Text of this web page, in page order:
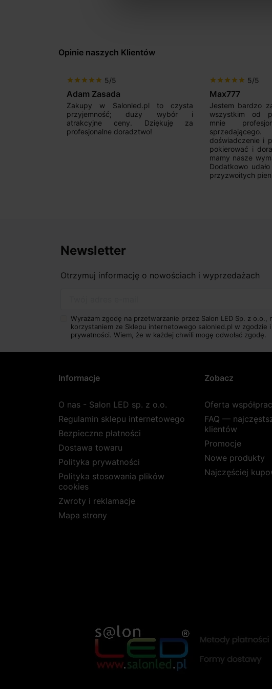
Opinie naszych Klientów
star star star star star 5/5
Adam Zasada
Zakupy w Salonled.pl to czysta
przyjemność; duży wybór i
atrakcyjne ceny. Dziękuję za
profesjonalne doradztwo!
star star star star star 5/5
Max777
Jestem bardzo
wszystkim od
mnie
doświadczenie i
pokierować i
mamy nasze
Dodatkowo
przyzwoitych
Newsletter
Otrzymuj informację o nowościach i wyprzedażach
Wyrażam zgodę na przetwarzanie przez Salon LED Sp. z
korzystaniem ze Sklepu internetowego salonled.pl w zgodzie
prywatności. Wiem, że w każdej chwili mogę odwołać zgodę.
Informacje
O nas - Salon LED sp. z o.o.
Regulamin sklepu internetowego
Bezpieczne płatności
Dostawa towaru
Polityka prywatności
Polityka stosowania plików
cookies
Zwroty i reklamacje
Mapa strony
Zobacz
Oferta
FAQ —
klientów
Promocje
Nowe produkty
Najczęściej